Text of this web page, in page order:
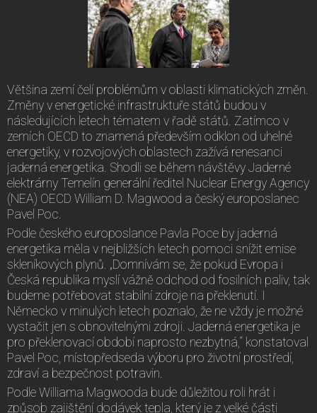
Většina zemí čelí problémům v oblasti klimatických změn.
Změny v energetické infrastruktuře států budou v
následujících letech tématem v řadě států. Zatímco v
zemích OECD to znamená především odklon od uhelné
energetiky, v rozvojových oblastech zažívá renesanci
jaderná energetika. Shodli se během návštěvy Jaderné
elektrárny Temelín generální ředitel Nuclear Energy Agency
(NEA) OECD William D. Magwood a český europoslanec
Pavel Poc.
Podle českého europoslance Pavla Poce by jaderná
energetika měla v nejbližších letech pomoci snížit emise
skleníkových plynů. „Domnívám se, že pokud Evropa i
Česká republika myslí vážně odchod od fosilních paliv, tak
budeme potřebovat stabilní zdroje na překlenutí. I
Německo v minulých letech poznalo, že ne vždy je možné
vystačit jen s obnovitelnými zdroji. Jaderná energetika je
pro překlenovací období naprosto nezbytná,“ konstatoval
Pavel Poc, místopředseda výboru pro životní prostředí,
zdraví a bezpečnost potravin.
Podle Williama Magwooda bude důležitou roli hrát i
způsob zajištění dodávek tepla, který je z velké části